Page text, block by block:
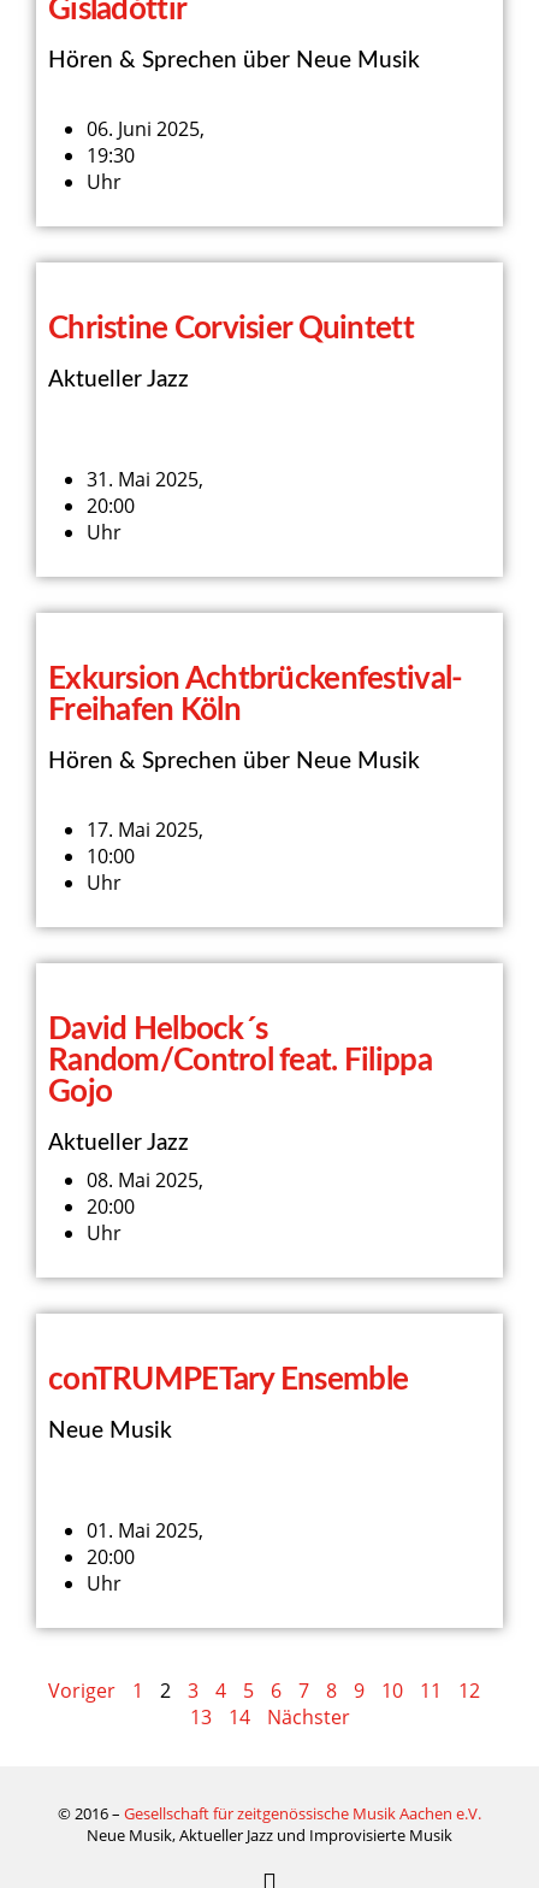
Gisladóttir
Hören & Sprechen über Neue Musik
06. Juni 2025,
19:30
Uhr
Christine Corvisier Quintett
Aktueller Jazz
31. Mai 2025,
20:00
Uhr
Exkursion Achtbrückenfestival-
Freihafen Köln
Hören & Sprechen über Neue Musik
17. Mai 2025,
10:00
Uhr
David Helbock´s
Random/Control feat. Filippa
Gojo
Aktueller Jazz
08. Mai 2025,
20:00
Uhr
conTRUMPETary Ensemble
Neue Musik
01. Mai 2025,
20:00
Uhr
Voriger 1 2 3 4 5 6 7 8 9 10 11
12
13
14 Nächster
© 2016 – Gesellschaft für zeitgenössische Musik Aachen e.V.
Neue Musik, Aktueller Jazz und Improvisierte Musik